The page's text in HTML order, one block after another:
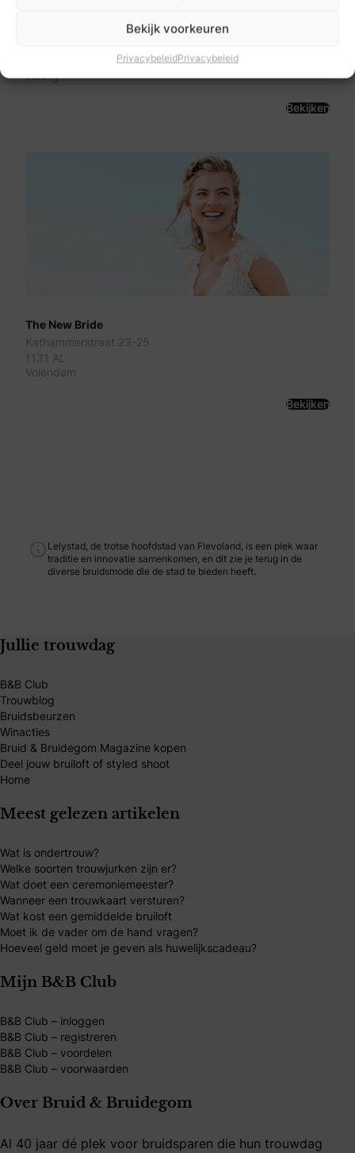
Bekijk voorkeuren
PrivacybeleidPrivacybeleid
Bruidstuin by Moda Reina
Elburg
Bekijken
The New Bride
Kathammerstraat 23-25
1131 AL
Volendam
Bekijken
Lelystad, de trotse hoofdstad van Flevoland, is een plek waar
traditie en innovatie samenkomen, en dit zie je terug in de
diverse bruidsmode die de stad te bieden heeft.
Jullie trouwdag
B&B Club
Trouwblog
Bruidsbeurzen
Winacties
Bruid & Bruidegom Magazine kopen
Deel jouw bruiloft of styled shoot
Home
Meest gelezen artikelen
Wat is ondertrouw?
Welke soorten trouwjurken zijn er?
Wat doet een ceremoniemeester?
Wanneer een trouwkaart versturen?
Wat kost een gemiddelde bruiloft
Moet ik de vader om de hand vragen?
Hoeveel geld moet je geven als huwelijkscadeau?
Mijn B&B Club
B&B Club – inloggen
B&B Club – registreren
B&B Club – voordelen
B&B Club – voorwaarden
Over Bruid & Bruidegom
Al 40 jaar dé plek voor bruidsparen die hun trouwdag